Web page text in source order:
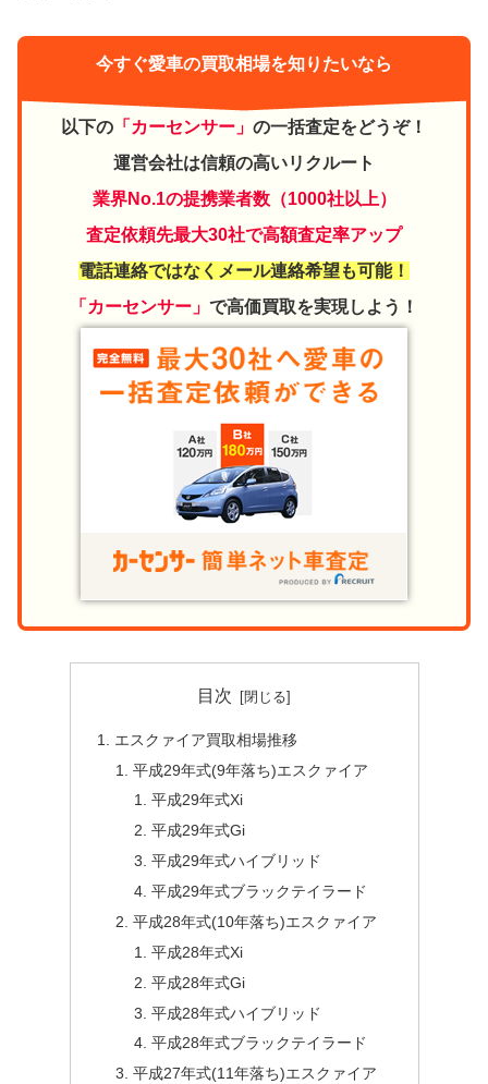
今すぐ愛車の買取相場を知りたいなら
以下の 「カーセンサー」 の一括査定をどうぞ！
運営会社は信頼の高いリクルート
業界No.1の提携業者数（1000社以上）
査定依頼先最大30社で高額査定率アップ
電話連絡ではなくメール連絡希望も可能！
「カーセンサー」 で高価買取を実現しよう！
目次
エスクァイア買取相場推移
平成29年式(9年落ち)エスクァイア
平成29年式Xi
平成29年式Gi
平成29年式ハイブリッド
平成29年式ブラックテイラード
平成28年式(10年落ち)エスクァイア
平成28年式Xi
平成28年式Gi
平成28年式ハイブリッド
平成28年式ブラックテイラード
平成27年式(11年落ち)エスクァイア